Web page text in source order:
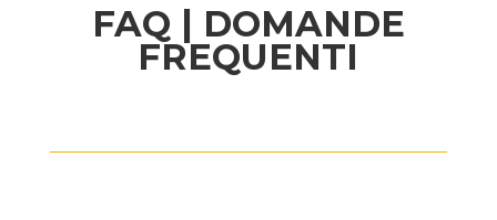
FAQ | DOMANDE
FREQUENTI